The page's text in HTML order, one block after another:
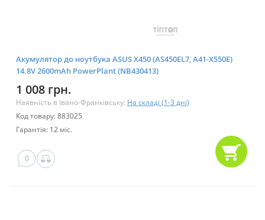
Акумулятор до ноутбука ASUS X450 (AS450EL7, A41-X550E)
14.8V 2600mAh PowerPlant (NB430413)
1 008 грн.
Наявність в Івано-Франківську: На складі (1-3 дні)
Код товару: 883025
Гарантія: 12 міс.
0